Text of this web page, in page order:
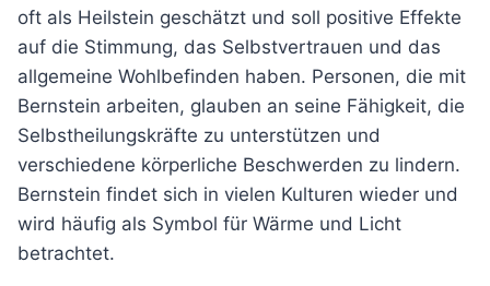
oft als Heilstein geschätzt und soll positive Effekte
auf die Stimmung, das Selbstvertrauen und das
allgemeine Wohlbefinden haben. Personen, die mit
Bernstein arbeiten, glauben an seine Fähigkeit, die
Selbstheilungskräfte zu unterstützen und
verschiedene körperliche Beschwerden zu lindern.
Bernstein findet sich in vielen Kulturen wieder und
wird häufig als Symbol für Wärme und Licht
betrachtet.